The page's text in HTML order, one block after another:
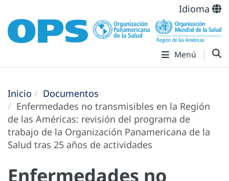
Idioma
Menú
Inicio
Documentos
Enfermedades no transmisibles en la Región
de las Américas: revisión del programa de
trabajo de la Organización Panamericana de la
Salud tras 25 años de actividades
Enfermedades no